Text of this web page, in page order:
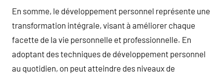
En somme, le développement personnel représente une
transformation intégrale, visant à améliorer chaque
facette de la vie personnelle et professionnelle. En
adoptant des techniques de développement personnel
au quotidien, on peut atteindre des niveaux de